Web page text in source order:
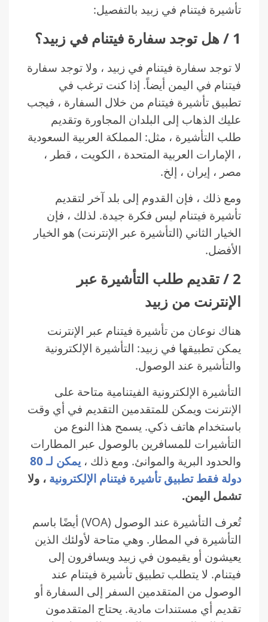
تأشيرة فيتنام في زبيد بالتفصيل:
1 / هل توجد سفارة فيتنام في زبيد؟
لا توجد سفارة فيتنام في زبيد ، ولا توجد سفارة
فيتنام في اليمن أيضاً. إذا كنت ترغب في
تطبيق تأشيرة فيتنام من خلال السفارة ، فيجب
عليك الذهاب إلى البلدان المجاورة وتقديم
طلب التأشيرة ، مثل: المملكة العربية السعودية
، الإمارات العربية المتحدة ، الكويت ، قطر ،
مصر ، إيران ، إلخ.
ومع ذلك ، فإن القدوم إلى بلد آخر لتقديم
تأشيرة فيتنام ليس فكرة جيدة. لذلك ، فإن
الخيار الثاني (التأشيرة عبر الإنترنت) هو الخيار
الأفضل.
2 / تقديم طلب التأشيرة عبر
الإنترنت من زبيد
هناك نوعان من تأشيرة فيتنام عبر الإنترنت
يمكن تطبيقها في زبيد: التأشيرة الإلكترونية
والتأشيرة عند الوصول.
التأشيرة الإلكترونية الفيتنامية متاحة على
الإنترنت ويمكن للمتقدمين التقديم في أي وقت
باستخدام هاتف ذكي. يسمح هذا النوع من
التأشيرات للمسافرين بالوصول عبر المطارات
والحدود البرية والموانئ. ومع ذلك ،
يمكن لـ 80
دولة فقط تطبيق تأشيرة فيتنام الإلكترونية ، ولا
تشمل اليمن.
تُعرف التأشيرة عند الوصول (VOA) أيضًا باسم
التأشيرة في المطار. وهي متاحة لأولئك الذين
يعيشون أو يقيمون في زبيد ويسافرون إلى
فيتنام. لا يتطلب تطبيق تأشيرة فيتنام عند
الوصول من المتقدمين السفر إلى السفارة أو
تقديم أي مستندات مادية. يحتاج المتقدمون